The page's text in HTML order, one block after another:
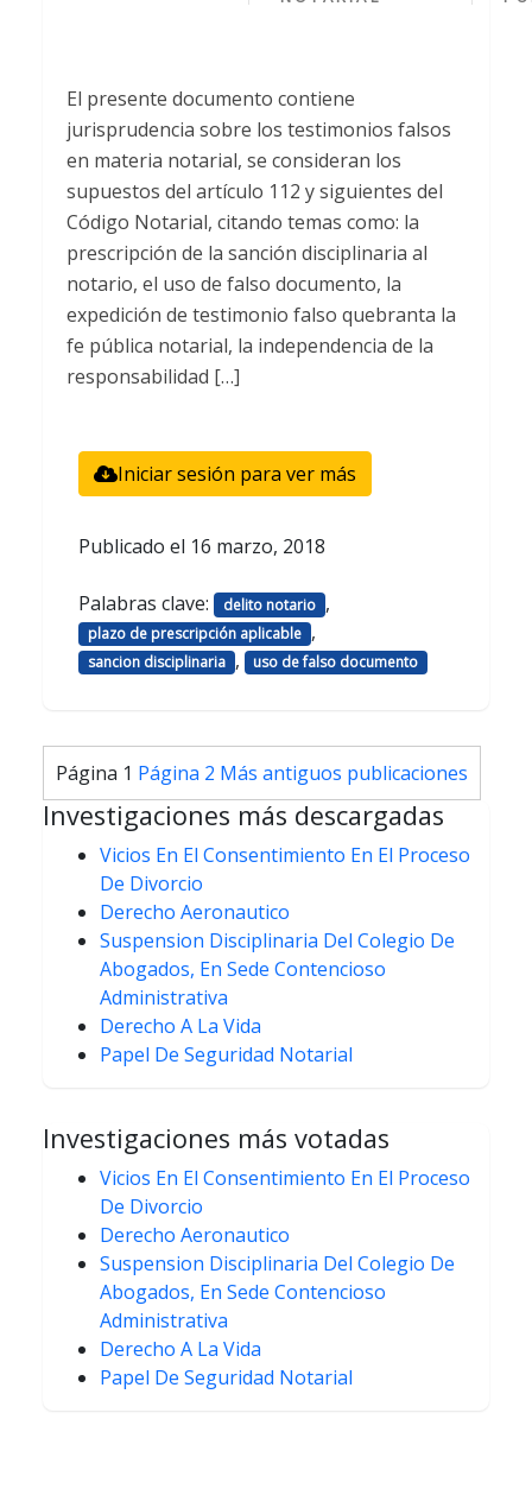
El presente documento contiene
jurisprudencia sobre los testimonios falsos
en materia notarial, se consideran los
supuestos del artículo 112 y siguientes del
Código Notarial, citando temas como: la
prescripción de la sanción disciplinaria al
notario, el uso de falso documento, la
expedición de testimonio falso quebranta la
fe pública notarial, la independencia de la
responsabilidad […]
Iniciar sesión para ver más
Publicado el 16 marzo, 2018
Palabras clave: delito notario ,
plazo de prescripción aplicable ,
sancion disciplinaria , uso de falso documento
Paginación
de
entradas
Página 1 Página 2 Más antiguos publicaciones
Investigaciones más descargadas
Vicios En El Consentimiento En El Proceso
De Divorcio
Derecho Aeronautico
Suspension Disciplinaria Del Colegio De
Abogados, En Sede Contencioso
Administrativa
Derecho A La Vida
Papel De Seguridad Notarial
Investigaciones más votadas
Vicios En El Consentimiento En El Proceso
De Divorcio
Derecho Aeronautico
Suspension Disciplinaria Del Colegio De
Abogados, En Sede Contencioso
Administrativa
Derecho A La Vida
Papel De Seguridad Notarial